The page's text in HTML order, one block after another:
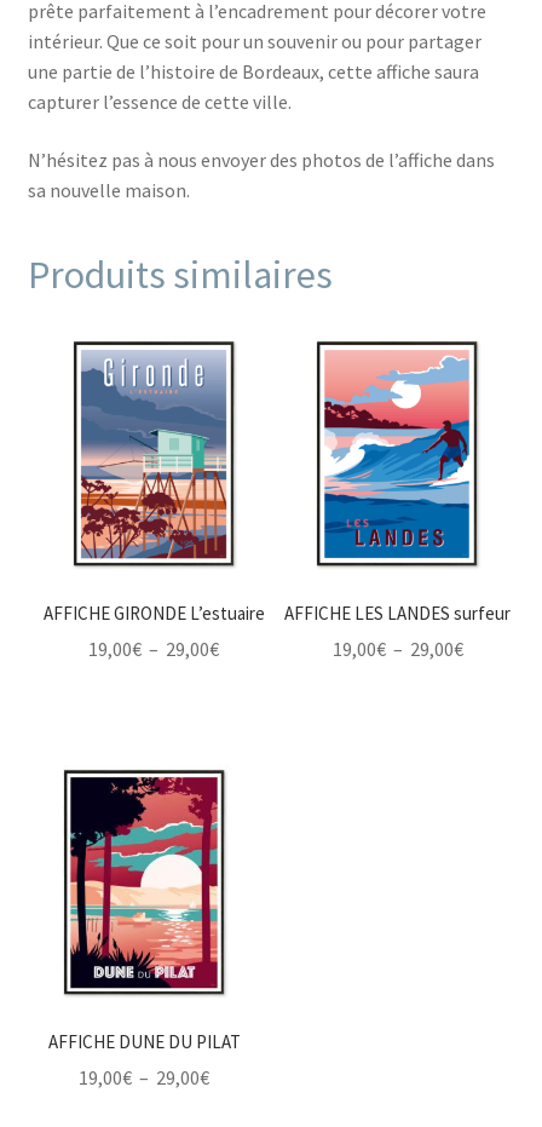
prête parfaitement à l’encadrement pour décorer votre
intérieur. Que ce soit pour un souvenir ou pour partager
une partie de l’histoire de Bordeaux, cette affiche saura
capturer l’essence de cette ville.
N’hésitez pas à nous envoyer des photos de l’affiche dans
sa nouvelle maison.
Produits similaires
AFFICHE GIRONDE L’estuaire
19,00€ – 29,00€Plage
à
AFFICHE LES LANDES surfeur
19,00€ – 29,00€Plage
AFFICHE DUNE DU PILAT
19,00€ – 29,00€Plage